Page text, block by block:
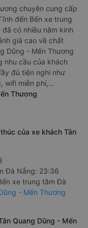
chuyên cung cấp
đến Bến xe trung
có nhiều năm kinh
giá cao về chất
Dũng - Mến Thương
nhu cầu của khách
đủ tiện nghi như
wifi miễn phí,...
Thương
của xe khách Tân
Đà Nẵng: 23:36
xe trung tâm Đà
- Mến Thương
Quang Dũng - Mến